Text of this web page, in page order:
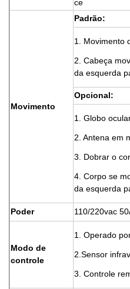
ce
Movimento
Padrão:
1. Movimento
2. Cabeça
da esquerda
Opcional:
1. Globo
2. Antena em
3. Dobrar o
4. Corpo se
da esquerda
Poder 110/220vac
Modo de
controle
1. Operado
2.Sensor
3. Controle